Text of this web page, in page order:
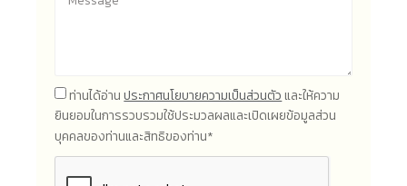
ท่านได้อ่านประกาศนโยบายความเป็นส่วนตัวและให้ความ
ยินยอมในการรวบรวมใช้ประมวลผลและเปิดเผยข้อมูลส่วน
บุคคลของท่านและสิทธิของท่าน*